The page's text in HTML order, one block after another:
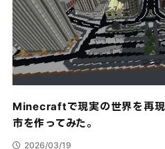
Minecraftで現実の世界を再
市を作ってみた。
2026/03/19